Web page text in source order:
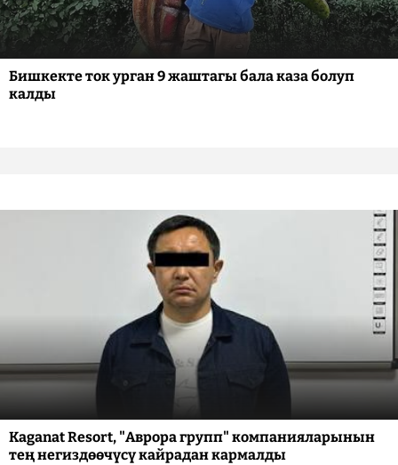
Бишкекте ток урган 9 жаштагы бала каза болуп
калды
Kaganat Resort, "Аврора групп" компанияларынын
тең негиздөөчүсү кайрадан кармалды